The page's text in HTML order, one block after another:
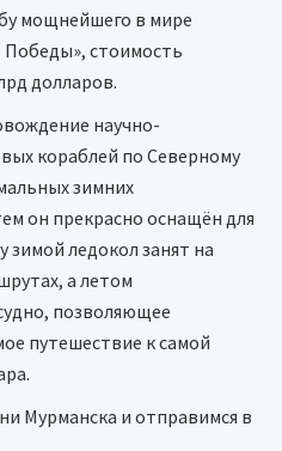
мощнейшего в мире
Победы», стоимость
долларов.
научно-
кораблей по Северному
зимних
он прекрасно оснащён для
зимой ледокол занят на
а летом
позволяющее
путешествие к самой
Мурманска и отправимся в